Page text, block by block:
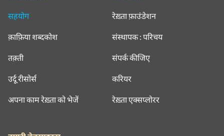
सहयोग
क़ाफ़िया शब्दकोश
तक़्ती
उर्दू रीसोर्स
अपना काम रेख़्ता को भेजें
रेख़्ता फ़ाउंडेशन
संस्थापक : परिचय
संपर्क कीजिए
करियर
रेख़्ता एक्सप्लोरर